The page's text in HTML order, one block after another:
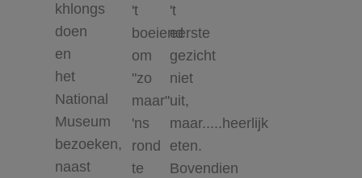
khlongs
doen
en
het
National
Museum
bezoeken,
naast
't
boeiend
om
"zo
maar"
'ns
rond
te
't
eerste
gezicht
niet
uit,
maar.....heerlijk
eten.
Bovendien